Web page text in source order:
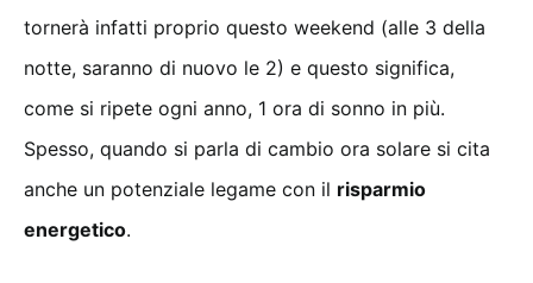
tornerà infatti proprio questo weekend (alle 3 della
notte, saranno di nuovo le 2) e questo significa,
come si ripete ogni anno, 1 ora di sonno in più.
Spesso, quando si parla di cambio ora solare si cita
anche un potenziale legame con il risparmio
energetico.